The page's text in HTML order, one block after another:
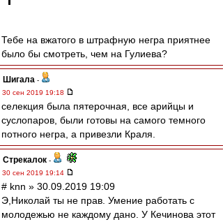
Тебе на вжатого в штрафную негра приятнее
было бы смотреть, чем на Гулиева?
Шигала -
30 сен 2019 19:18
селекция была пятерочная, все арийцы и
суслопаров, были готовы на самого темного
потного негра, а привезли Краля.
Стрекалок -
30 сен 2019 19:14
# knn » 30.09.2019 19:09
Э,Николай ты не прав. Умение работать с
молодежью не каждому дано. У Кечинова этот